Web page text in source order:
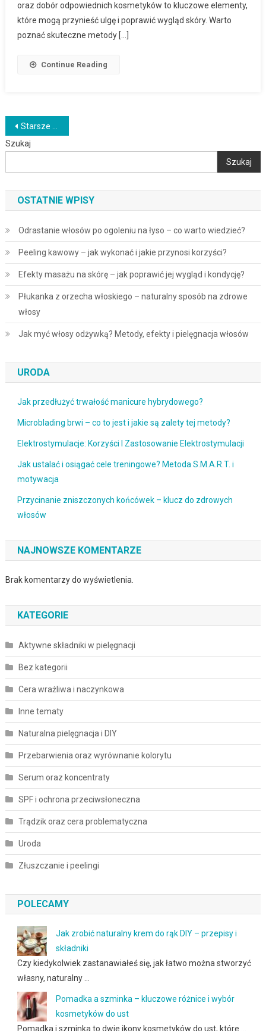
oraz dobór odpowiednich kosmetyków to kluczowe elementy,
które mogą przynieść ulgę i poprawić wygląd skóry. Warto
poznać skuteczne metody […]
Continue Reading
Nawigacja
po
wpisach
Starsze wpisy
Szukaj
Szukaj
OSTATNIE WPISY
Odrastanie włosów po ogoleniu na łyso – co warto wiedzieć?
Peeling kawowy – jak wykonać i jakie przynosi korzyści?
Efekty masażu na skórę – jak poprawić jej wygląd i kondycję?
Płukanka z orzecha włoskiego – naturalny sposób na zdrowe
włosy
Jak myć włosy odżywką? Metody, efekty i pielęgnacja włosów
URODA
Jak przedłużyć trwałość manicure hybrydowego?
Microblading brwi – co to jest i jakie są zalety tej metody?
Elektrostymulacje: Korzyści I Zastosowanie Elektrostymulacji
Jak ustalać i osiągać cele treningowe? Metoda S.M.A.R.T. i
motywacja
Przycinanie zniszczonych końcówek – klucz do zdrowych
włosów
NAJNOWSZE KOMENTARZE
Brak komentarzy do wyświetlenia.
KATEGORIE
Aktywne składniki w pielęgnacji
Bez kategorii
Cera wrażliwa i naczynkowa
Inne tematy
Naturalna pielęgnacja i DIY
Przebarwienia oraz wyrównanie kolorytu
Serum oraz koncentraty
SPF i ochrona przeciwsłoneczna
Trądzik oraz cera problematyczna
Uroda
Złuszczanie i peelingi
POLECAMY
Jak zrobić naturalny krem do rąk DIY – przepisy i
składniki
Czy kiedykolwiek zastanawiałeś się, jak łatwo można stworzyć
własny, naturalny …
Pomadka a szminka – kluczowe różnice i wybór
kosmetyków do ust
Pomadka i szminka to dwie ikony kosmetyków do ust, które …